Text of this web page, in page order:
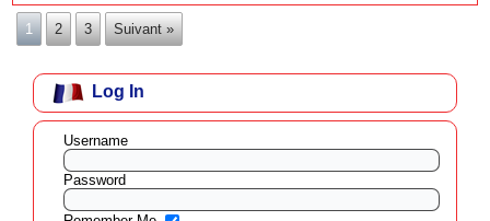
1 2 3 Suivant »
Log In
Username
Password